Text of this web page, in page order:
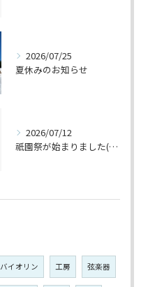
2026/07/25
夏休みのお知らせ
2026/07/12
祇園祭が始まりました(^^♪
バイオリン 工房 弦楽器